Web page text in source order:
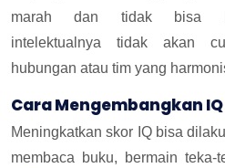
marah dan tidak bisa
intelektualnya tidak akan
hubungan atau tim yang
Cara Mengembangkan IQ
Meningkatkan skor IQ bisa
membaca buku, bermain teka-